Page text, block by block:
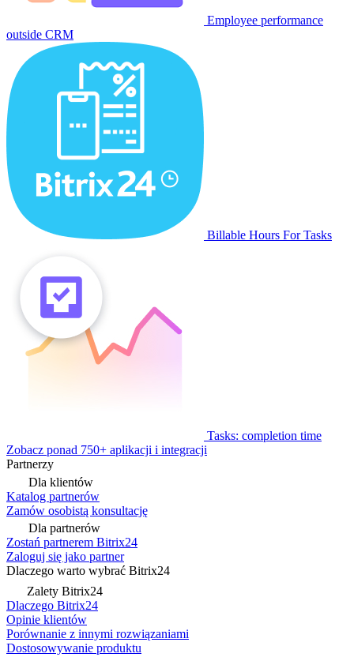
Employee performance
outside CRM
Billable Hours For Tasks
Tasks: completion time
Zobacz ponad 750+ aplikacji i integracji
Partnerzy
Dla klientów
Katalog partnerów
Zamów osobistą konsultację
Dla partnerów
Zostań partnerem Bitrix24
Zaloguj się jako partner
Dlaczego warto wybrać Bitrix24
Zalety Bitrix24
Dlaczego Bitrix24
Opinie klientów
Porównanie z innymi rozwiązaniami
Dostosowywanie produktu